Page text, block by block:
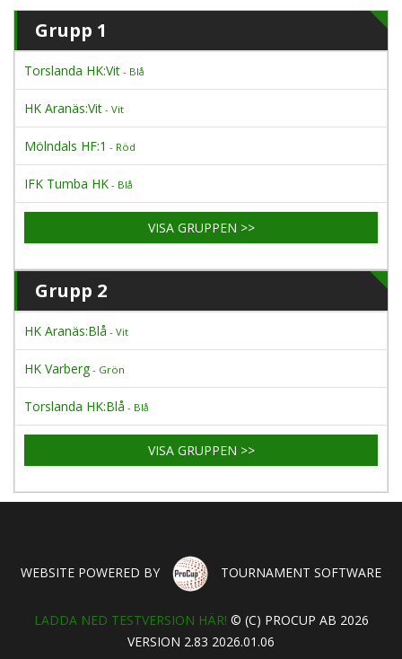
Grupp 1
Torslanda HK:Vit - Blå
HK Aranäs:Vit - Vit
Mölndals HF:1 - Röd
IFK Tumba HK - Blå
VISA GRUPPEN >>
Grupp 2
HK Aranäs:Blå - Vit
HK Varberg - Grön
Torslanda HK:Blå - Blå
VISA GRUPPEN >>
WEBSITE POWERED BY TOURNAMENT SOFTWARE
LADDA NED TESTVERSION HÄR! © (C) PROCUP AB 2026
VERSION 2.83 2026.01.06